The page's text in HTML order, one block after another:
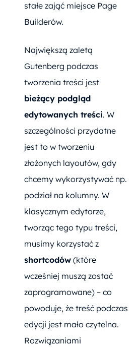
stałe zająć miejsce Page
Builderów.
Największą zaletą
Gutenberg podczas
tworzenia treści jest
bieżący podgląd
edytowanych treści. W
szczególności przydatne
jest to w tworzeniu
złożonych layoutów, gdy
chcemy wykorzystywać np.
podział na kolumny. W
klasycznym edytorze,
tworząc tego typu treści,
musimy korzystać z
shortcodów (które
wcześniej muszą zostać
zaprogramowane) – co
powoduje, że treść podczas
edycji jest mało czytelna.
Rozwiązaniami